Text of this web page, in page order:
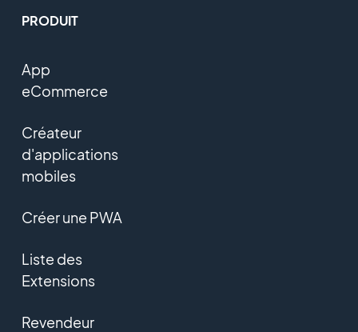
PRODUIT
App
eCommerce
Créateur
d'applications
mobiles
Créer une PWA
Liste des
Extensions
Revendeur